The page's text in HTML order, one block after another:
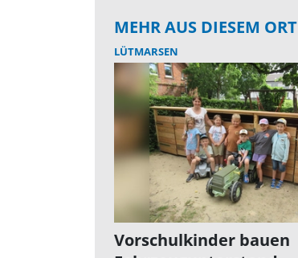
MEHR AUS DIESEM ORT
LÜTMARSEN
Vorschulkinder bauen